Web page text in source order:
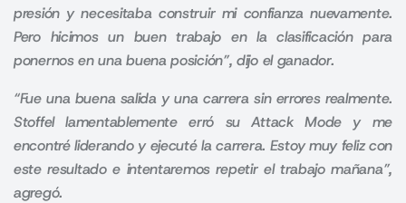
presión y necesitaba construir mi confianza nuevamente.
Pero hicimos un buen trabajo en la clasificación para
ponernos en una buena posición”, dijo el ganador.
“Fue una buena salida y una carrera sin errores realmente.
Stoffel lamentablemente erró su Attack Mode y me
encontré liderando y ejecuté la carrera. Estoy muy feliz con
este resultado e intentaremos repetir el trabajo mañana”,
agregó.